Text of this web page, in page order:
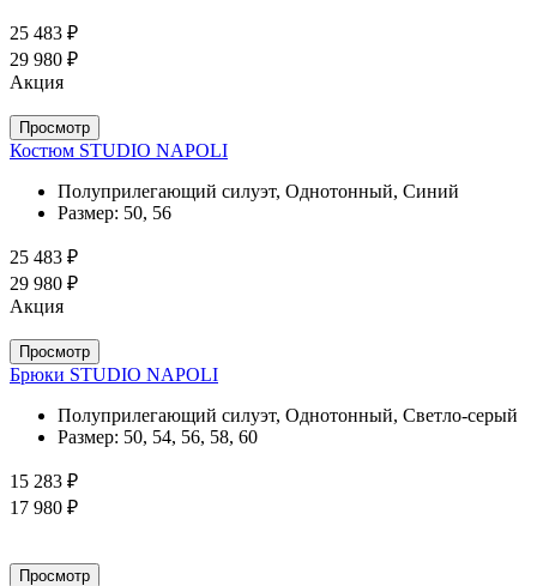
25 483 ₽
29 980 ₽
Акция
Просмотр
Костюм STUDIO NAPOLI
Полуприлегающий силуэт, Однотонный, Синий
Размер: 50, 56
25 483 ₽
29 980 ₽
Акция
Просмотр
Брюки STUDIO NAPOLI
Полуприлегающий силуэт, Однотонный, Светло-серый
Размер: 50, 54, 56, 58, 60
15 283 ₽
17 980 ₽
Просмотр